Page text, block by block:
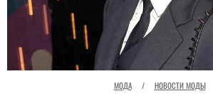
МОДА / НОВОСТИ МОДЫ